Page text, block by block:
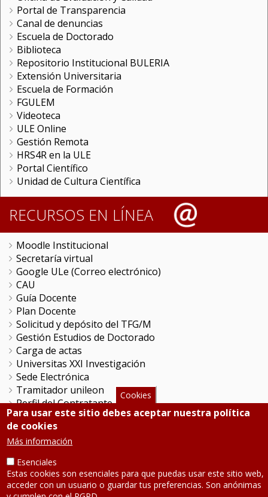
Portal de Transparencia
Canal de denuncias
Escuela de Doctorado
Biblioteca
Repositorio Institucional BULERIA
Extensión Universitaria
Escuela de Formación
FGULEM
Videoteca
ULE Online
Gestión Remota
HRS4R en la ULE
Portal Científico
Unidad de Cultura Científica
RECURSOS EN LÍNEA
Moodle Institucional
Secretaría virtual
Google ULe (Correo electrónico)
CAU
Guía Docente
Plan Docente
Solicitud y depósito del TFG/M
Gestión Estudios de Doctorado
Carga de actas
Universitas XXI Investigación
Sede Electrónica
Tramitador unileon
Perfil del Contratante
Portal del Empleado
Servicio de Informática y Comunicaciones
SÍGUENOS
Teléfono: 987 291 000
Cookies
Para usar este sitio debes aceptar nuestra política
de cookies
Más información
Esenciales
Estas cookies son esenciales para que puedas usar este sitio web,
acceder con un usuario o guardar tus preferencias. Son anónimas